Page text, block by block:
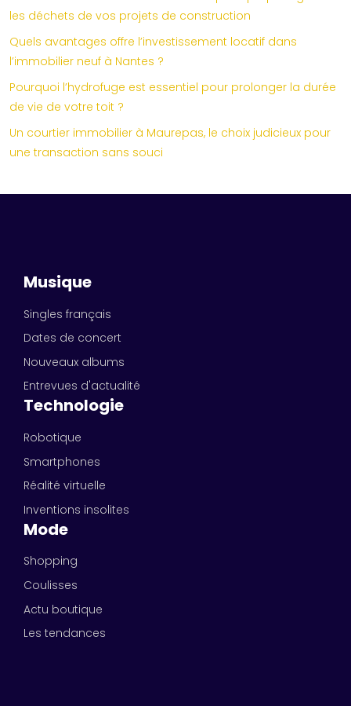
les déchets de vos projets de construction
Quels avantages offre l’investissement locatif dans
l’immobilier neuf à Nantes ?
Pourquoi l’hydrofuge est essentiel pour prolonger la durée
de vie de votre toit ?
Un courtier immobilier à Maurepas, le choix judicieux pour
une transaction sans souci
Musique
Singles français
Dates de concert
Nouveaux albums
Entrevues d'actualité
Technologie
Robotique
Smartphones
Réalité virtuelle
Inventions insolites
Mode
Shopping
Coulisses
Actu boutique
Les tendances